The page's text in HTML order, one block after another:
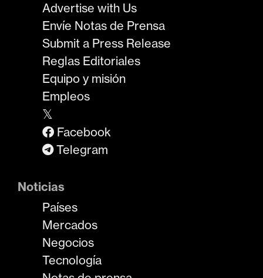
Advertise with Us
Envíe Notas de Prensa
Submit a Press Release
Reglas Editoriales
Equipo y misión
Empleos
𝕏
Facebook
Telegram
Noticias
Países
Mercados
Negocios
Tecnología